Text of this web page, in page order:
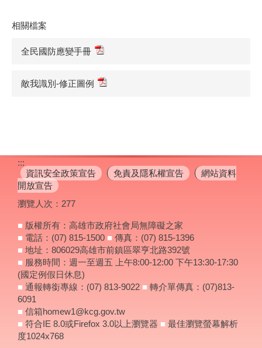
相關檔案
全民國防應變手冊
敵我識別-修正圖例
:::
資訊安全政策宣告
免責及隱私權宣告
網站資料
開放宣告
瀏覽人次： 277
■ 版權所有：高雄市政府社會局無障礙之家
■ 電話：(07) 815-1500 ■ 傳真：(07) 815-1396
■ 地址：806029高雄市前鎮區翠亨北路392號
■ 服務時間：週一至週五 上午8:00-12:00 下午13:30-17:30
(國定例假日休息)
■ 通報轉銜專線：(07) 813-9022 ■ 轉介單傳真：(07)813-
6091
■ 信箱homew1@kcg.gov.tw
■ 符合IE 8.0或Firefox 3.0以上瀏覽器 ■ 最佳瀏覽螢幕解析
度1024x768